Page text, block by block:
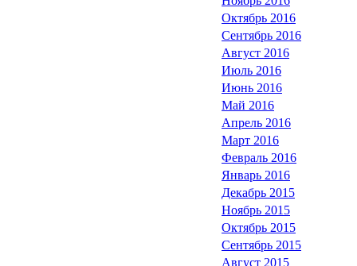
Октябрь 2016
Сентябрь 2016
Август 2016
Июль 2016
Июнь 2016
Май 2016
Апрель 2016
Март 2016
Февраль 2016
Январь 2016
Декабрь 2015
Ноябрь 2015
Октябрь 2015
Сентябрь 2015
Август 2015